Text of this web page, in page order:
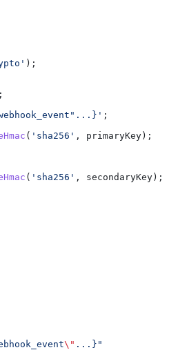
);
;
;
( 'sha256' , primaryKey );
( 'sha256' , secondaryKey );
\" ...}"